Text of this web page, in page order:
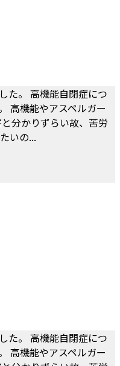
た。 高機能自閉症につ
高機能やアスペルガー
分かりずらい故、苦労
いの...
た。 高機能自閉症につ
高機能やアスペルガー